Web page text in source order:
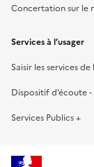
Concertation sur le
Services à l’usager
Saisir les services de
Dispositif d’écoute
Services Publics +